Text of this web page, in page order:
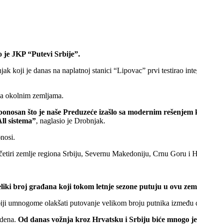
je JKP “Putevi Srbije”.
koji je danas na naplatnoj stanici “Lipovac” prvi testirao
okolnim zemljama.
što je naše Preduzeće izašlo sa modernim rešenjem
sistema”, naglasio je Drobnjak.
zemlje regiona Srbiju, Severnu Makedoniju, Crnu Goru i
broj građana koji tokom letnje sezone putuju u ovu
umnogome olakšati putovanje velikom broju putnika između
Od danas vožnja kroz Hrvatsku i Srbiju biće mnogo